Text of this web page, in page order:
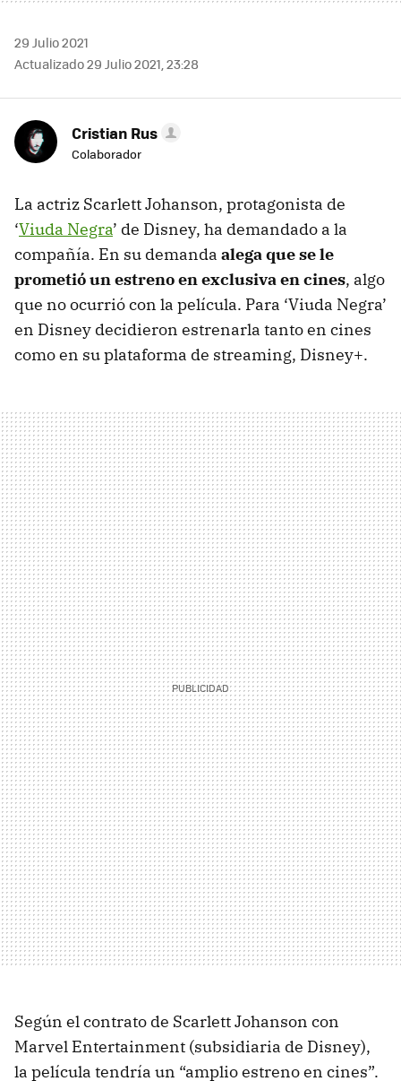
29 Julio 2021
Actualizado 29 Julio 2021, 23:28
Cristian Rus
Colaborador
La actriz Scarlett Johanson, protagonista de
‘Viuda Negra’ de Disney, ha demandado a la
compañía. En su demanda alega que se le
prometió un estreno en exclusiva en cines, algo
que no ocurrió con la película. Para ‘Viuda Negra’
en Disney decidieron estrenarla tanto en cines
como en su plataforma de streaming, Disney+.
Según el contrato de Scarlett Johanson con
Marvel Entertainment (subsidiaria de Disney),
la película tendría un “amplio estreno en cines”.